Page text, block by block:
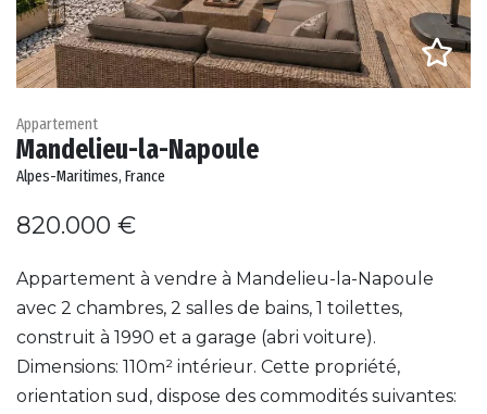
Appartement
Mandelieu-la-Napoule
Alpes-Maritimes, France
820.000 €
Appartement à vendre à Mandelieu-la-Napoule
avec 2 chambres, 2 salles de bains, 1 toilettes,
construit à 1990 et a garage (abri voiture).
Dimensions: 110m² intérieur. Cette propriété,
orientation sud, dispose des commodités suivantes: